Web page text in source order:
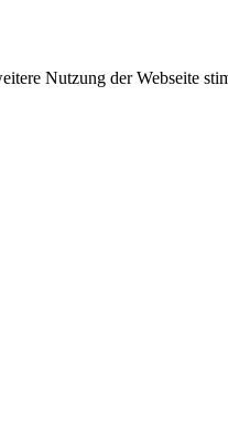
Nutzung der Webseite